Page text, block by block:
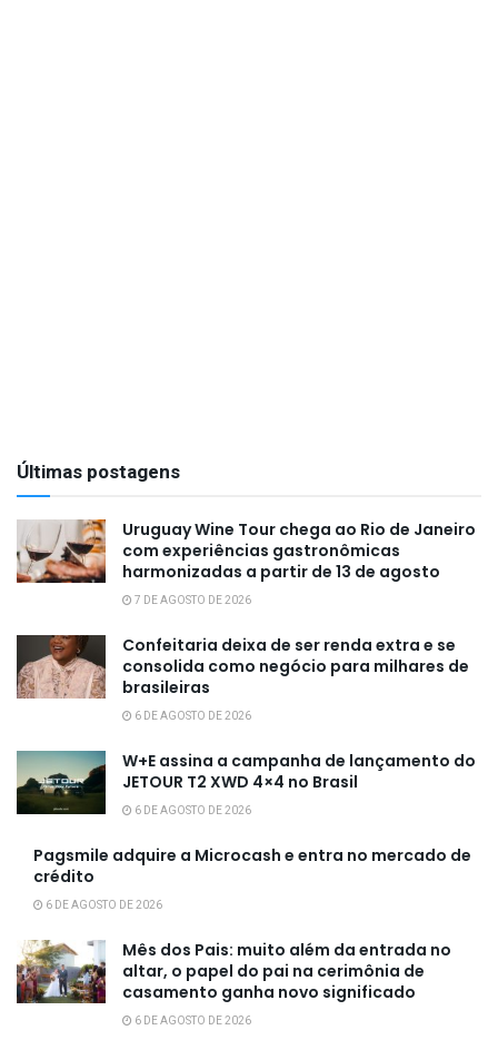
Últimas postagens
Uruguay Wine Tour chega ao Rio de Janeiro
com experiências gastronômicas
harmonizadas a partir de 13 de agosto
7 DE AGOSTO DE 2026
Confeitaria deixa de ser renda extra e se
consolida como negócio para milhares de
brasileiras
6 DE AGOSTO DE 2026
W+E assina a campanha de lançamento do
JETOUR T2 XWD 4×4 no Brasil
6 DE AGOSTO DE 2026
Pagsmile adquire a Microcash e entra no mercado de
crédito
6 DE AGOSTO DE 2026
Mês dos Pais: muito além da entrada no
altar, o papel do pai na cerimônia de
casamento ganha novo significado
6 DE AGOSTO DE 2026